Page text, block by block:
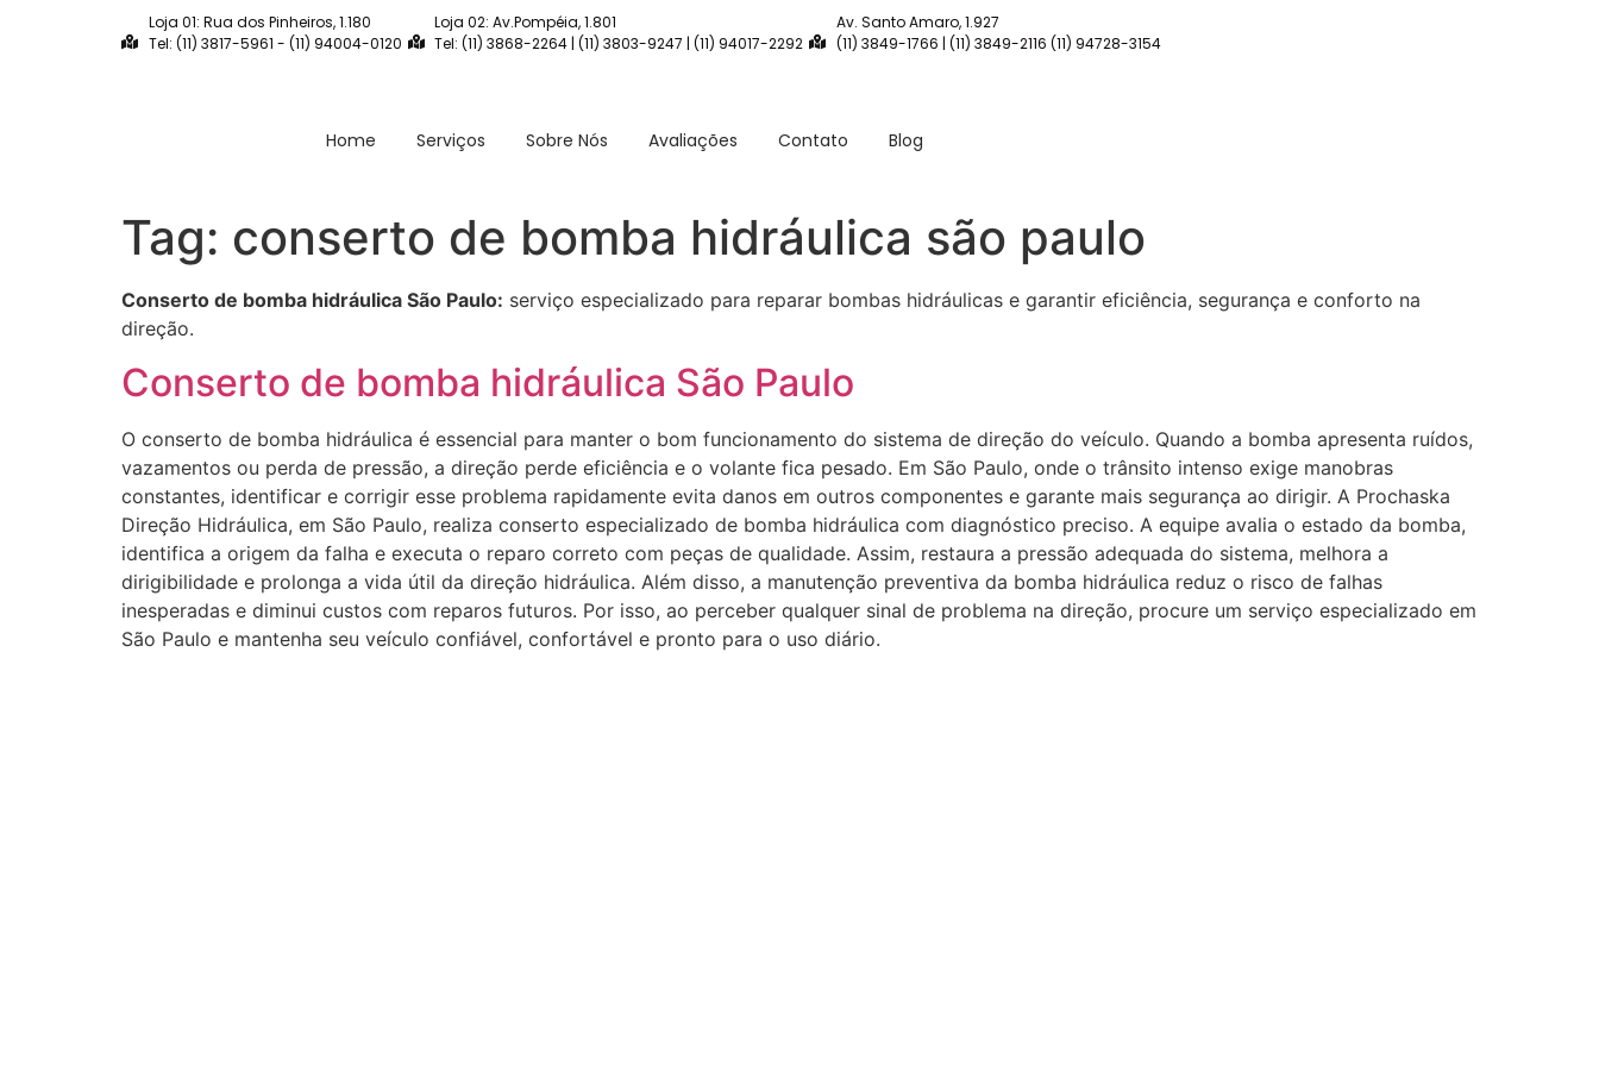
Loja 01: Rua dos Pinheiros, 1.180
Tel: (11) 3817-5961 - (11) 94004-0120
Loja 02: Av.Pompéia, 1.801
Tel: (11) 3868-2264 | (11) 3803-9247 | (11) 94017-2292
Av. Santo Amaro, 1.927
(11) 3849-1766 | (11) 3849-2116 (11) 94728-3154
Home Serviços Sobre Nós Avaliações Contato Blog
Tag: conserto de bomba hidráulica são paulo
Conserto de bomba hidráulica São Paulo: serviço especializado para reparar bombas hidráulicas e garantir eficiência, segurança e conforto na
direção.
Conserto de bomba hidráulica São Paulo
O conserto de bomba hidráulica é essencial para manter o bom funcionamento do sistema de direção do veículo. Quando a bomba apresenta ruídos,
vazamentos ou perda de pressão, a direção perde eficiência e o volante fica pesado. Em São Paulo, onde o trânsito intenso exige manobras
constantes, identificar e corrigir esse problema rapidamente evita danos em outros componentes e garante mais segurança ao dirigir. A Prochaska
Direção Hidráulica, em São Paulo, realiza conserto especializado de bomba hidráulica com diagnóstico preciso. A equipe avalia o estado da bomba,
identifica a origem da falha e executa o reparo correto com peças de qualidade. Assim, restaura a pressão adequada do sistema, melhora a
dirigibilidade e prolonga a vida útil da direção hidráulica. Além disso, a manutenção preventiva da bomba hidráulica reduz o risco de falhas
inesperadas e diminui custos com reparos futuros. Por isso, ao perceber qualquer sinal de problema na direção, procure um serviço especializado em
São Paulo e mantenha seu veículo confiável, confortável e pronto para o uso diário.